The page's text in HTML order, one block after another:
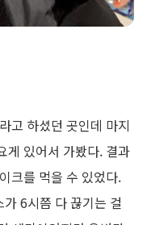
고 하셨던 곳인데 마지
게 있어서 가봤다. 결과
크를 먹을 수 있었다.
6시쯤 다 끊기는 걸